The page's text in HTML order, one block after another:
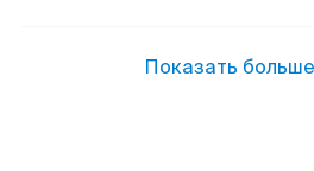
Показать